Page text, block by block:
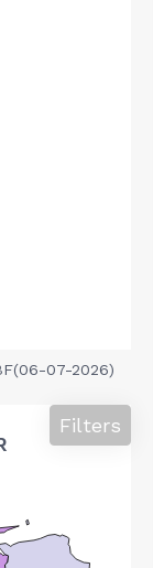
07-2026)
Filters